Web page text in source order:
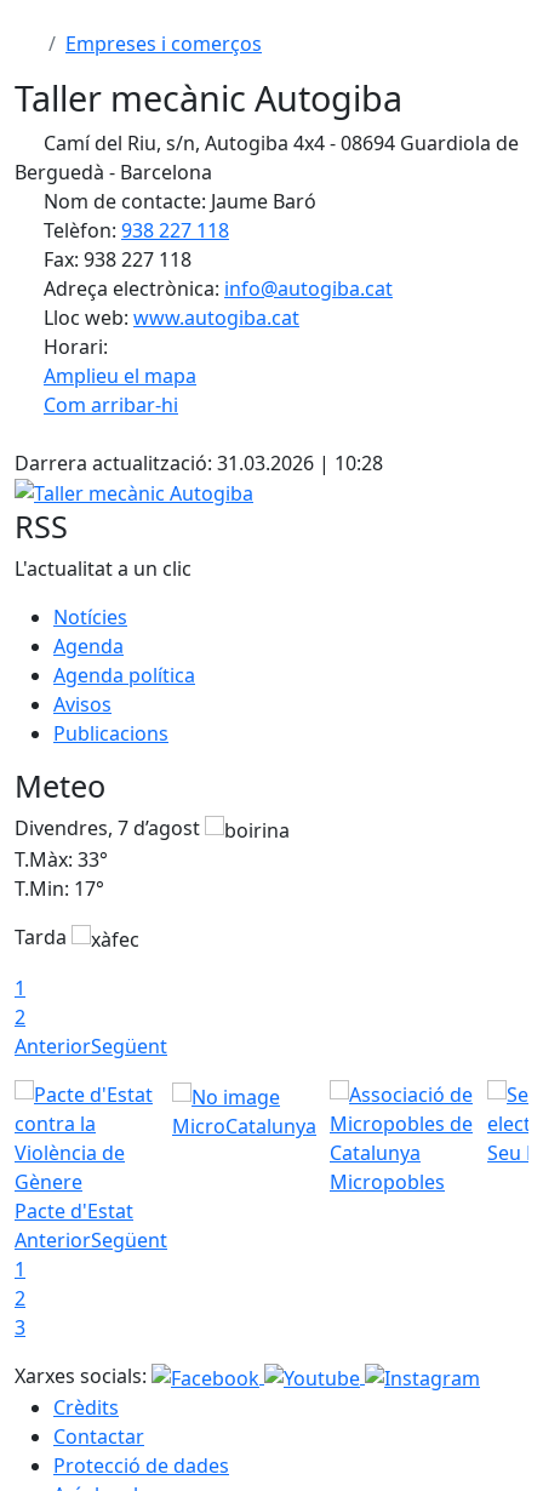
Empreses i comerços
Taller mecànic Autogiba
Camí del Riu, s/n, Autogiba 4x4 - 08694 Guardiola de
Berguedà - Barcelona
Nom de contacte: Jaume Baró
Telèfon: 938 227 118
Fax: 938 227 118
Adreça electrònica: info@autogiba.cat
Lloc web: www.autogiba.cat
Horari:
Amplieu el mapa
Com arribar-hi
−
Darrera actualització: 31.03.2026 | 10:28
Taller mecànic Autogiba
RSS
L'actualitat a un clic
Notícies
Agenda
Agenda política
Avisos
Publicacions
Meteo
Divendres, 7 d’agost
T.Màx: 33°
T.Min: 17°
Tarda
1
2
AnteriorSegüent
Pacte d'Estat
MicroCatalunya
Micropobles
Seu
AnteriorSegüent
1
2
3
Xarxes socials:
Crèdits
Contactar
Protecció de dades